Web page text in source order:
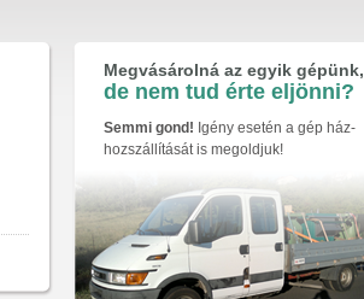
Megvásárolná az egyik gépünk,
de nem tud érte eljönni?
Semmi gond! Igény esetén a gép ház-
hozszállítását is megoldjuk!